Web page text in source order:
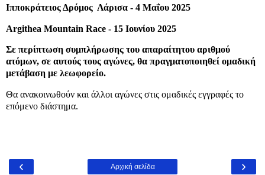
Ιπποκράτειος Δρόμος Λάρισα - 4 Μαΐου 2025
Argithea Mountain Race - 15 Ιουνίου 2025
Σε περίπτωση συμπλήρωσης του απαραίτητου αριθμού
ατόμων, σε αυτούς τους αγώνες, θα πραγματοποιηθεί ομαδική
μετάβαση με λεωφορείο.
Θα ανακοινωθούν και άλλοι αγώνες στις ομαδικές εγγραφές το
επόμενο διάστημα.
‹ ›
Αρχική σελίδα